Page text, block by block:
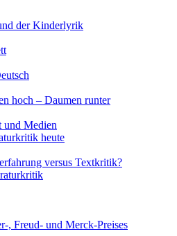
der Kinderlyrik
hoch – Daumen runter
Medien
heute
versus Textkritik?
, Freud- und Merck-Preises